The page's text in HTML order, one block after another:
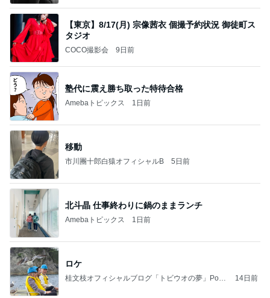
【東京】8/17(月) 宗像茜衣 個撮予約状況 御徒町ス
タジオ
COCO撮影会 9日前
塾代に震え勝ち取った特待合格
Amebaトピックス 1日前
移動
市川團十郎白猿オフィシャルB 5日前
北斗晶 仕事終わりに鍋のままランチ
Amebaトピックス 1日前
ロケ
桂文枝オフィシャルブログ「トビウオの夢」Pow
14日前